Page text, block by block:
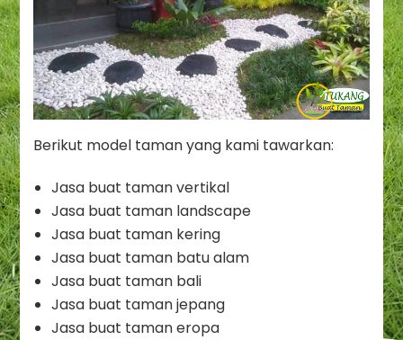
Berikut model taman yang kami tawarkan:
Jasa buat taman vertikal
Jasa buat taman landscape
Jasa buat taman kering
Jasa buat taman batu alam
Jasa buat taman bali
Jasa buat taman jepang
Jasa buat taman eropa